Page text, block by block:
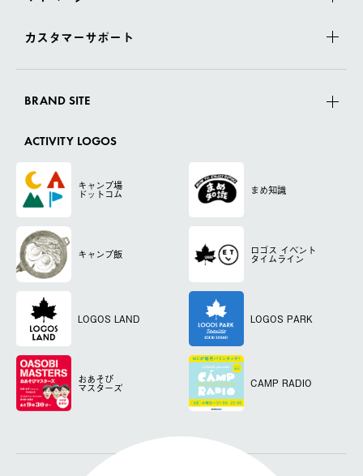
カスタマーサポート
BRAND SITE
ACTIVITY LOGOS
キャンプ場
ドットコム まめ知識
キャンプ飯 ロゴス イベント
タイムライン
LOGOS LAND LOGOS PARK
おあそび
マスターズ CAMP RADIO